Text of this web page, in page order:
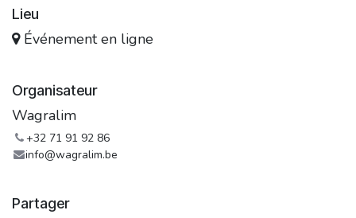
Lieu
Événement en ligne
Organisateur
Wagralim
+32 71 91 92 86
info@wagralim.be
Partager